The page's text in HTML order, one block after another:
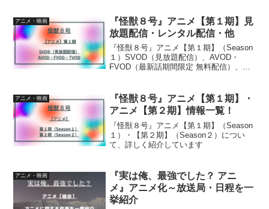
アニメ・映画
『怪獣８号』アニメ【第１期】見
放題配信・レンタル配信・他
『怪獣８号』アニメ【第１期】（Season
１）SVOD（見放題配信）、AVOD・
FVOD（最新話期間限定 無料配信）、
アニメ・映画
『怪獣８号』アニメ【第１期】・
アニメ【第２期】情報一覧！
『怪獣８号』アニメ【第１期】（Season
１）・【第２期】（Season２）につい
て、詳しく紹介しています
アニメ・映画
『実は俺、最強でした？ アニ
メ』アニメ化～放送局・日程を一
挙紹介